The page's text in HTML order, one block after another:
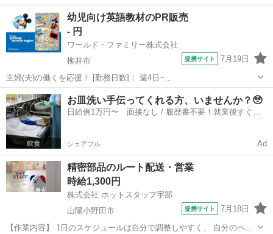
トの投函又は契約書記載の依頼をします ・事務所でのデータ入力 ※最
初は研修を受け、先輩と同行、慣れてきたら1人で市内を移動していた
山口市 山口駅 営業
幼児向け英語教材のPR販売
- 円
ワールド・ファミリー株式会社
柳井市
提携サイト 7月19日
主婦(夫)の働くを応援！ [勤務日数]： 週4日~
10:00~17:00/10:00~16:00/10:00~15:00/09:30~14:00 [勤務地・最寄
駅]： 山口県柳井市 ※勤務エリア選択可 ワールド・ファ...
山口 柳井市 営業
お皿洗い手伝ってくれる方、いませんか？🥹
日給例1万円〜 面接なし / 履歴書不要！就業後すぐに
シェアフル Ad
精密部品のルート配送・営業
時給1,300円
株式会社 ホットスタッフ宇部
山陽小野田市
提携サイト 7月18日
【作業内容】 1日のスケジュールは自分で調整しやすく、 自分のペー